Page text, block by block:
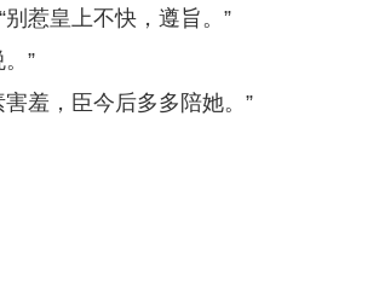
惹皇上不快，遵旨。”
”
羞，臣今后多多陪她。”